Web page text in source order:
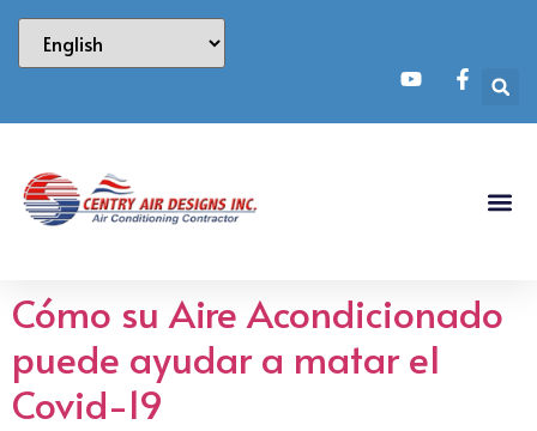
Cómo su Aire Acondicionado
puede ayudar a matar el
Covid-19